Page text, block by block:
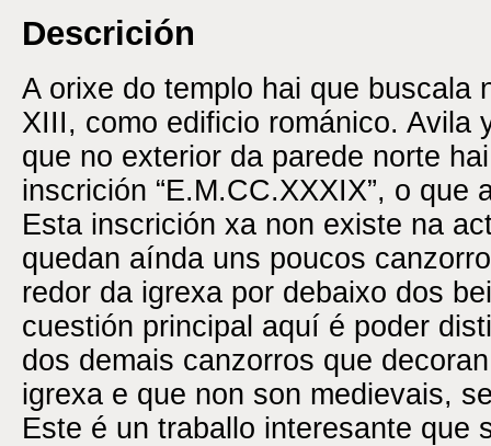
Descrición
A orixe do templo hai que buscala
XIII, como edificio románico. Avila
que no exterior da parede norte
inscrición “E.M.CC.XXXIX”, o que
Esta inscrición xa non existe na
quedan aínda uns poucos
redor da igrexa por debaixo dos
cuestión principal aquí é poder
dos demais canzorros que
igrexa e que non son medievais,
Este é un traballo interesante que